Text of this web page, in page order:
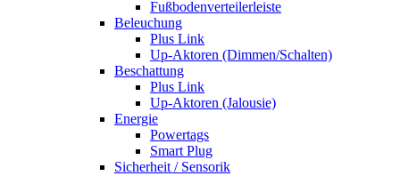
Fußbodenverteilerleiste
Beleuchung
Plus Link
Up-Aktoren (Dimmen/Schalten)
Beschattung
Plus Link
Up-Aktoren (Jalousie)
Energie
Powertags
Smart Plug
Sicherheit / Sensorik